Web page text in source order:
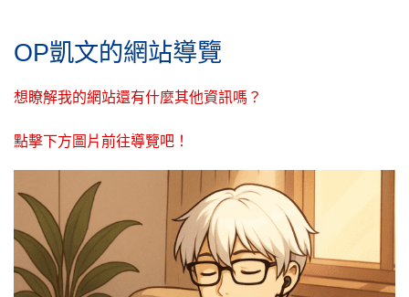
OP凱文的網站導覽
想瞭解我的網站還有什麼其他資訊嗎？
點擊下方圖片前往導覽吧！